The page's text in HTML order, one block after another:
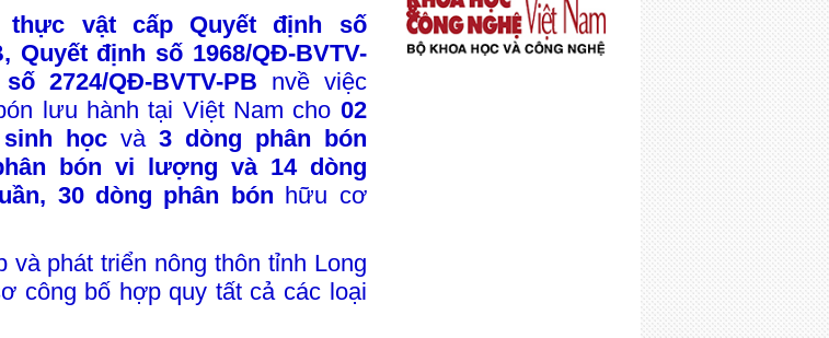
thực vật cấp Quyết định số
Quyết định số 1968/QĐ-BVTV-
2724/QĐ-BVTV-PB
nvề việc
lưu hành tại Việt Nam cho 02
họcvà 3 dòng phân bón
bón vi lượng và 14 dòng
30 dòng phân bón hữu cơ
và phát triển nông thôn tỉnh Long
công bố hợp quy tất cả các loại